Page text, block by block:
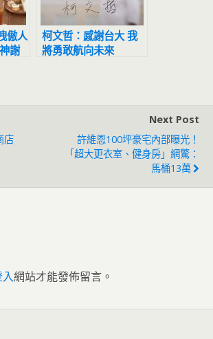
傲人
謝
柯文哲：感謝台大 我
將勇敢航向未來
店
Next Post
許維恩100坪豪宅內部曝光！
「超大更衣室、健身房」網驚：
馬桶13萬
網站才能發佈留言。